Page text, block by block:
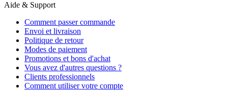
Aide & Support
Comment passer commande
Envoi et livraison
Politique de retour
Modes de paiement
Promotions et bons d'achat
Vous avez d'autres questions ?
Clients professionnels
Comment utiliser votre compte